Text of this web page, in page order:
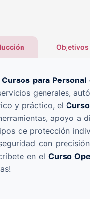
Objetivos
Cursos para Personal
generales,
y práctico, el
apoyo a
de protección
con
en el Curso